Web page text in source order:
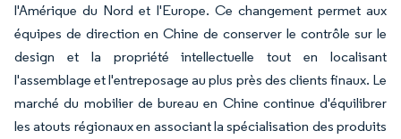
l'Amérique du Nord et l'Europe. Ce changement permet aux
équipes de direction en Chine de conserver le contrôle sur le
design et la propriété intellectuelle tout en localisant
l'assemblage et l'entreposage au plus près des clients finaux. Le
marché du mobilier de bureau en Chine continue d'équilibrer
les atouts régionaux en associant la spécialisation des produits